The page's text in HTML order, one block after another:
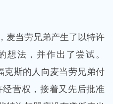
麦当劳兄弟产生了以特许
想法，并作出了尝试。
克斯的人向麦当劳兄弟付
营权，接着又先后批准